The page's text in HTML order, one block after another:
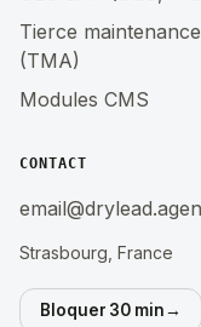
Tierce maintenance
(TMA)
Modules CMS
CONTACT
Strasbourg, France
Bloquer 30 min→